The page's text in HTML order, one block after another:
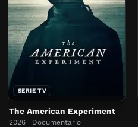
SERIE TV
The American Experiment
2026 · Documentario